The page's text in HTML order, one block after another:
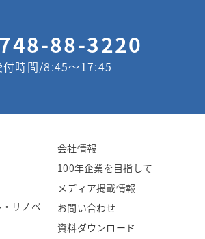
88-3220
付時間/8:45〜17:45
リノベ
会社情報
100年企業を目指して
メディア掲載情報
お問い合わせ
資料ダウンロード